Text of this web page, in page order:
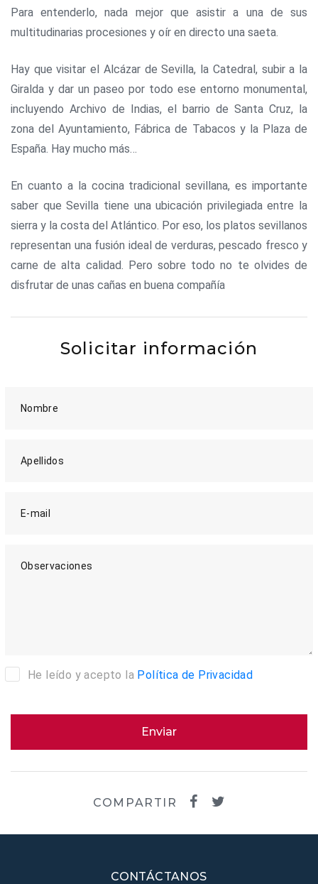
Para entenderlo, nada mejor que asistir a una de sus
multitudinarias procesiones y oír en directo una saeta.
Hay que visitar el Alcázar de Sevilla, la Catedral, subir a la
Giralda y dar un paseo por todo ese entorno monumental,
incluyendo Archivo de Indias, el barrio de Santa Cruz, la
zona del Ayuntamiento, Fábrica de Tabacos y la Plaza de
España. Hay mucho más…
En cuanto a la cocina tradicional sevillana, es importante
saber que Sevilla tiene una ubicación privilegiada entre la
sierra y la costa del Atlántico. Por eso, los platos sevillanos
representan una fusión ideal de verduras, pescado fresco y
carne de alta calidad. Pero sobre todo no te olvides de
disfrutar de unas cañas en buena compañía
Solicitar información
Nombre
Apellidos
E-mail
Observaciones
He leído y acepto la Política de Privacidad
Enviar
COMPARTIR
CONTÁCTANOS